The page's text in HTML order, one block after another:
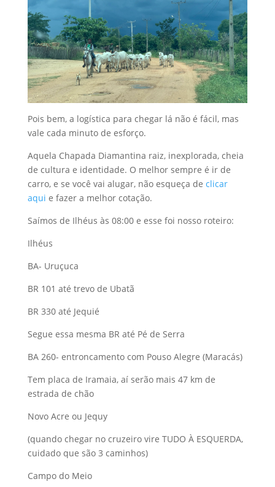
Pois bem, a logística para chegar lá não é fácil, mas
vale cada minuto de esforço.
Aquela Chapada Diamantina raiz, inexplorada, cheia
de cultura e identidade. O melhor sempre é ir de
carro, e se você vai alugar, não esqueça de clicar
aqui e fazer a melhor cotação.
Saímos de Ilhéus às 08:00 e esse foi nosso roteiro:
Ilhéus
BA- Uruçuca
BR 101 até trevo de Ubatã
BR 330 até Jequié
Segue essa mesma BR até Pé de Serra
BA 260- entroncamento com Pouso Alegre (Maracás)
Tem placa de Iramaia, aí serão mais 47 km de
estrada de chão
Novo Acre ou Jequy
(quando chegar no cruzeiro vire TUDO À ESQUERDA,
cuidado que são 3 caminhos)
Campo do Meio